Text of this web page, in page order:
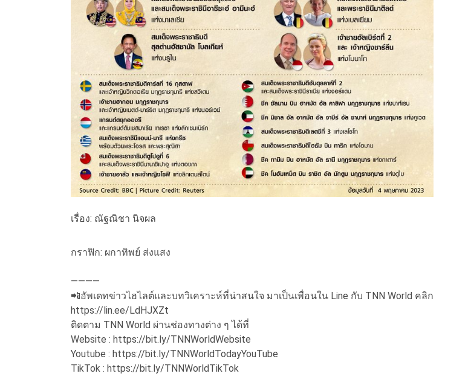
เรื่อง: ณัฐณิชา นิจผล
กราฟิก: ผกาทิพย์ ส่งแสง
————
📲อัพเดทข่าวไฮไลต์และบทวิเคราะห์ที่น่าสนใจ มาเป็นเพื่อนใน Line กับ TNN World คลิก
https://lin.ee/LdHJXZt
ติดตาม TNN World ผ่านช่องทางต่าง ๆ ได้ที่
Website : https://bit.ly/TNNWorldWebsite
Youtube : https://bit.ly/TNNWorldTodayYouTube
TikTok : https://bit.ly/TNNWorldTikTok